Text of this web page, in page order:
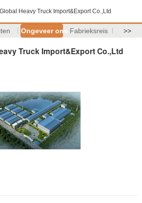
Heavy Truck Import&Export Co.,Ltd
Ongeveer ons Fabrieksreis >>
Truck Import&Export Co.,Ltd